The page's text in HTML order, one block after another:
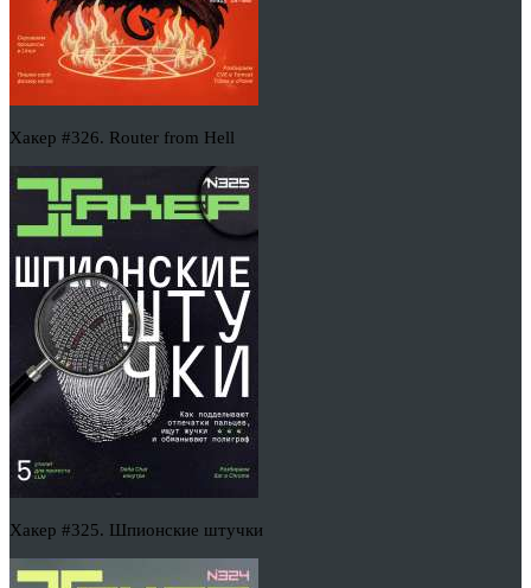
Хакер #326. Router from Hell
Хакер #325. Шпионские штучки